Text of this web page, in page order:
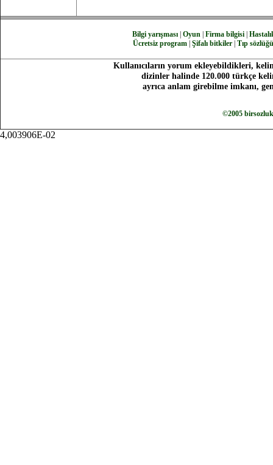
Bilgi yarışması| Oyun| Firma bilgisi|
Ücretsiz program Şifalı bitkiler Tıp sözlüğü
Kullanıcıların yorum ekleyebildikleri,
dizinler halinde 120.000 türkçe
ayrıca anlam girebilme imkanı,
©2005
4,003906E-02